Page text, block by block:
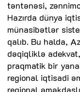
təntənəsi,
Hazırda dünya
münasibətlər
qalıb. Bu halda,
dəqiqliklə
praqmatik bir
regional iqtisadi
regional